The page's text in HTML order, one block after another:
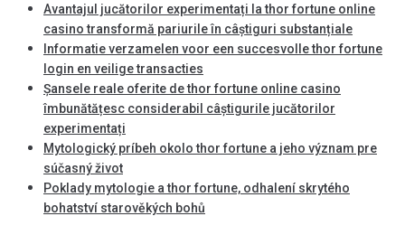
Avantajul jucătorilor experimentați la thor fortune online
casino transformă pariurile în câștiguri substanțiale
Informatie verzamelen voor een succesvolle thor fortune
login en veilige transacties
Șansele reale oferite de thor fortune online casino
îmbunătățesc considerabil câștigurile jucătorilor
experimentați
Mytologický príbeh okolo thor fortune a jeho význam pre
súčasný život
Poklady mytologie a thor fortune, odhalení skrytého
bohatství starověkých bohů